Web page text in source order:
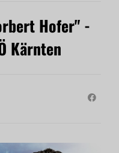
Hofer" -
Kärnten